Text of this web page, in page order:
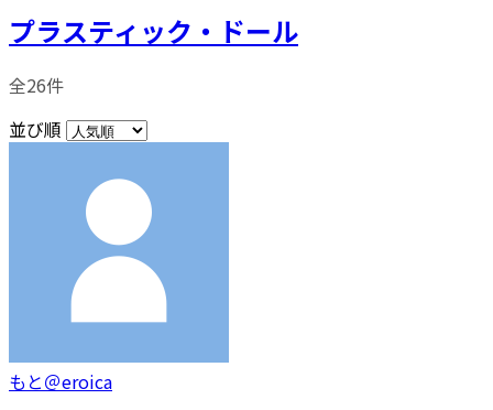
プラスティック・ドール
全26件
並び順
もと＠eroica